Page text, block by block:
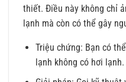
thiết. Điều này không chỉ
lạnh mà còn có thể gây
Triệu chứng: Bạn có
lạnh không có hơi lạnh.